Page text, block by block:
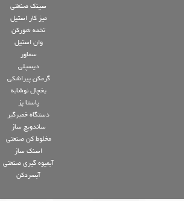
سینک صنعتی
میز کار استیل
تخمه شورکن
وان استیل
سماور
دیسپلی
گرمکن پیراشکی
یخچال نوشابه
پاستا پز
دستگاه خمیرگیر
ساندویچ ساز
مخلوط کن صنعتی
اسنک ساز
آبمیوه گیری صنعتی
آبسردکن